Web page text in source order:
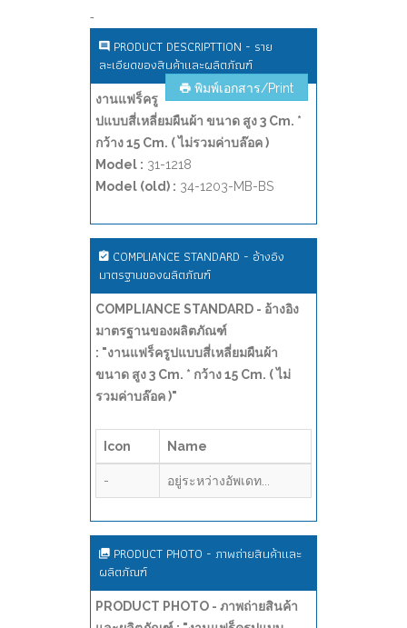
-
PRODUCT DESCRIPTTION - ราย
ละเอียดของสินค้าและผลิตภัณฑ์
พิมพ์เอกสาร/Print
งานแฟร็ครู
ปแบบสี่เหลี่ยมผืนผ้า ขนาด สูง 3 Cm. *
กว้าง 15 Cm. ( ไม่รวมค่าบล๊อค )
Model : 31-1218
Model (old) : 34-1203-MB-BS
COMPLIANCE STANDARD - อ้างอิง
มาตรฐานของผลิตภัณฑ์
COMPLIANCE STANDARD - อ้างอิง
มาตรฐานของผลิตภัณฑ์
: "งานแฟร็ครูปแบบสี่เหลี่ยมผืนผ้า
ขนาด สูง 3 Cm. * กว้าง 15 Cm. ( ไม่
รวมค่าบล๊อค )"
Icon Name
- อยู่ระหว่างอัพเดท...
PRODUCT PHOTO - ภาพถ่ายสินค้าและ
ผลิตภัณฑ์
PRODUCT PHOTO - ภาพถ่ายสินค้า